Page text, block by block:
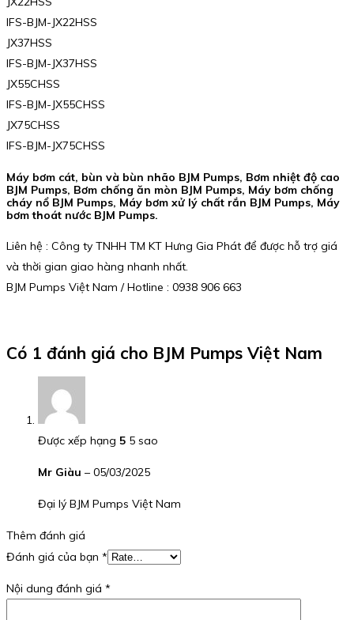
IFS-BJM-JX22HSS
JX37HSS
IFS-BJM-JX37HSS
JX55CHSS
IFS-BJM-JX55CHSS
JX75CHSS
IFS-BJM-JX75CHSS
Máy bơm cát, bùn và bùn nhão BJM Pumps, Bơm nhiệt độ cao
BJM Pumps, Bơm chống ăn mòn BJM Pumps, Máy bơm chống
cháy nổ BJM Pumps, Máy bơm xử lý chất rắn BJM Pumps, Máy
bơm thoát nước BJM Pumps.
Liên hệ : Công ty TNHH TM KT Hưng Gia Phát để được hỗ trợ giá
và thời gian giao hàng nhanh nhất.
BJM Pumps Việt Nam / Hotline : 0938 906 663
Có 1 đánh giá cho BJM Pumps Việt Nam
Được xếp hạng 5 5 sao
Mr Giàu – 05/03/2025
Đại lý BJM Pumps Việt Nam
Thêm đánh giá
Đánh giá của bạn *
Nội dung đánh giá *